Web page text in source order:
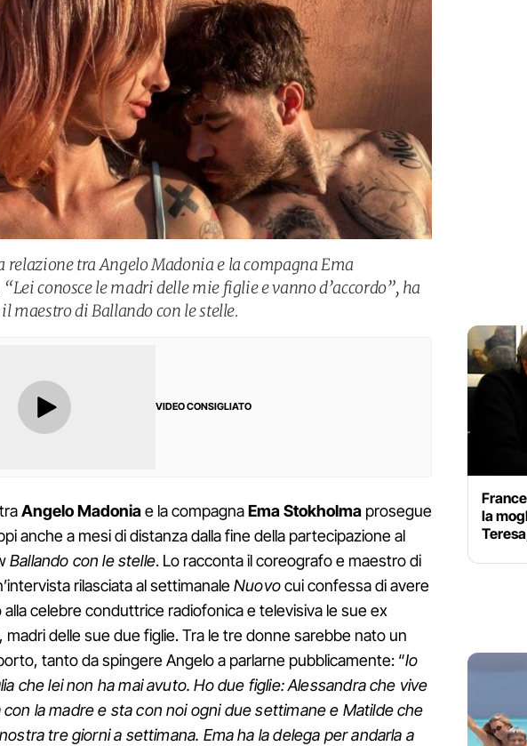
relazione tra Angelo Madonia e la compagna Ema
conosce le madri delle mie figlie e vanno d’accordo”, ha
maestro di Ballando con le stelle.
VIDEO CONSIGLIATO
Angelo Madoniae la compagnaEma Stokholma prosegue
anche a mesi di distanza dalla fine della partecipazione al
Ballando con le stelle. Lo racconta il coreografo e maestro di
rilasciata al settimanaleNuovocui confessa di avere
celebre conduttrice radiofonica e televisiva le sue ex
madri delle sue due figlie. Tra le tre donne sarebbe nato un
tanto da spingere Angelo a parlarne pubblicamente: “Io
che lei non ha mai avuto. Ho due figlie: Alessandra che vive
con la madre e sta con noi ogni due settimane e Matilde che
tre giorni a settimana. Ema ha la delega per andarla a
la